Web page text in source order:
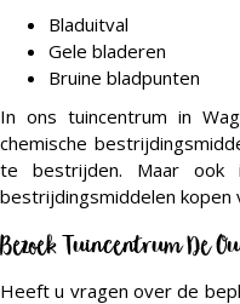
Bladuitval
Gele bladeren
Bruine bladpunten
In ons tuincentrum in
chemische
te bestrijden. Maar ook
bestrijdingsmiddelen kopen
Bezoek Tuincentrum De
Heeft u vragen over de